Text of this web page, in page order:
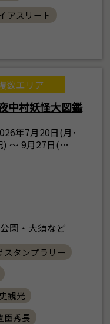
アスリート
数エリア
中村妖怪大図鑑
年7月20日(月･
) ～ 9月27日(…
園・大須など
スタンプラリー
観光
臣秀長